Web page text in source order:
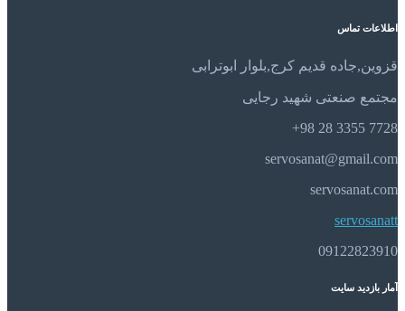
اطلاعات تماس
قزوین,جاده قدیم کرج,بلوار ابوترابی
مجتمع صنعتی شهید رجایی
7728 3355 28 98+
servosanat@gmail.com
servosanat.com
servosanatt
09122823910
آمار بازدید سایت